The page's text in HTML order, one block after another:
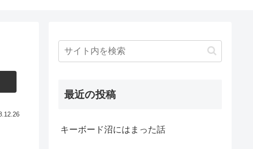
最近の投稿
キーボード沼にはまった話